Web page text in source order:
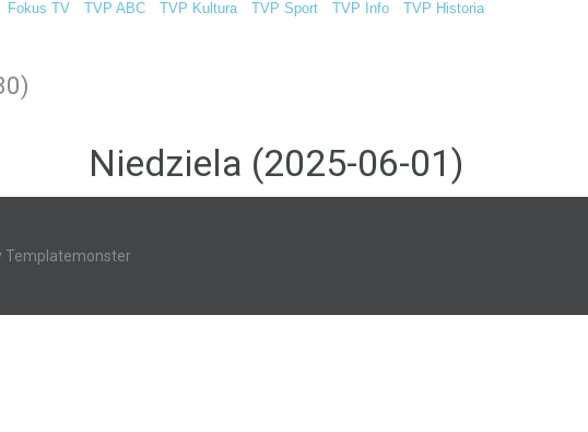
Fokus TV TVP ABC TVP Kultura TVP Sport TVP Info TVP Historia
Niedziela (2025-06-01)
Templatemonster